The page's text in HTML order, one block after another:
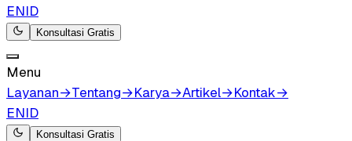
ENID
Konsultasi Gratis
Menu
Layanan→Tentang→Karya→Artikel→Kontak→
ENID
Konsultasi Gratis